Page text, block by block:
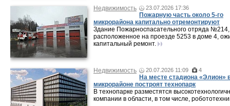
Недвижимость
23.07.2026 17:36
Пожарную часть около 5-го
микрорайона капитально отремонтируют
Здание Пожарноспасательного отряда №214,
расположенное на проезде 5253 в доме 4,
капитальный ремонт.
Недвижимость 20.07.2026 11:09 4
На месте стадиона «Элион»
микрорайоне построят технопарк
В технопарке разместятся
компании в области, в том числе,